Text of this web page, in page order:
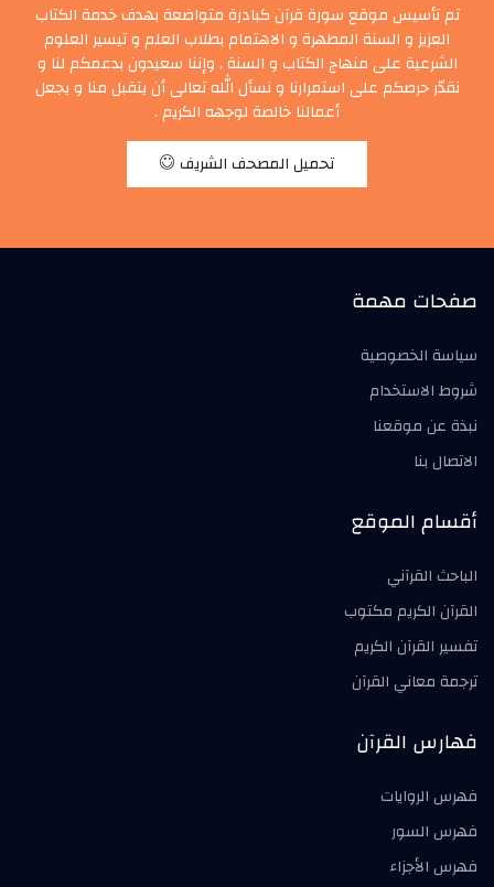
تم تأسيس موقع سورة قرآن كبادرة متواضعة بهدف خدمة الكتاب
العزيز و السنة المطهرة و الاهتمام بطلاب العلم و تيسير العلوم
الشرعية على منهاج الكتاب و السنة , وإننا سعيدون بدعمكم لنا و
نقدّر حرصكم على استمرارنا و نسأل الله تعالى أن يتقبل منا و يجعل
أعمالنا خالصة لوجهه الكريم .
تحميل المصحف الشريف
صفحات مهمة
سياسة الخصوصية
شروط الاستخدام
نبذة عن موقعنا
الاتصال بنا
أقسام الموقع
الباحث القرآني
القرآن الكريم مكتوب
تفسير القرآن الكريم
ترجمة معاني القرآن
فهارس القرآن
فهرس الروايات
فهرس السور
فهرس الأجزاء